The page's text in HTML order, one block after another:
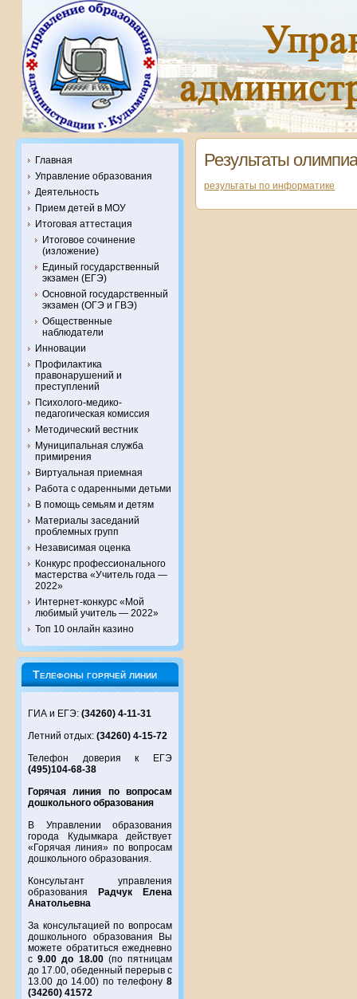
Главная
Управление образования
Деятельность
Прием детей в МОУ
Итоговая аттестация
Итоговое сочинение
(изложение)
Единый государственный
экзамен (ЕГЭ)
Основной государственный
экзамен (ОГЭ и ГВЭ)
Общественные
наблюдатели
Инновации
Профилактика
правонарушений и
преступлений
Психолого-медико-
педагогическая комиссия
Методический вестник
Муниципальная служба
примирения
Виртуальная приемная
Работа с одаренными детьми
В помощь семьям и детям
Материалы заседаний
проблемных групп
Независимая оценка
Конкурс профессионального
мастерства «Учитель года —
2022»
Интернет-конкурс «Мой
любимый учитель — 2022»
Топ 10 онлайн казино
Телефоны горячей линии
ГИА и ЕГЭ: (34260) 4-11-31
Летний отдых: (34260) 4-15-72
Телефон доверия к ЕГЭ
(495)104-68-38
Горячая линия по вопросам
дошкольного образования
В Управлении образования
города Кудымкара действует
«Горячая линия» по вопросам
дошкольного образования.
Консультант управления
образования
Радчук Елена
Анатольевна
За консультацией по вопросам
дошкольного образования Вы
можете обратиться ежедневно
с9.00 до 18.00(по пятницам
до 17.00, обеденный перерыв с
13.00 до 14.00) по телефону 8
(34260) 41572
Результаты
результаты по информатике